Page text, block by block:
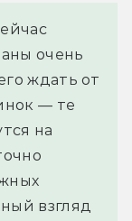
очень
ждать от
— те
на
взгляд